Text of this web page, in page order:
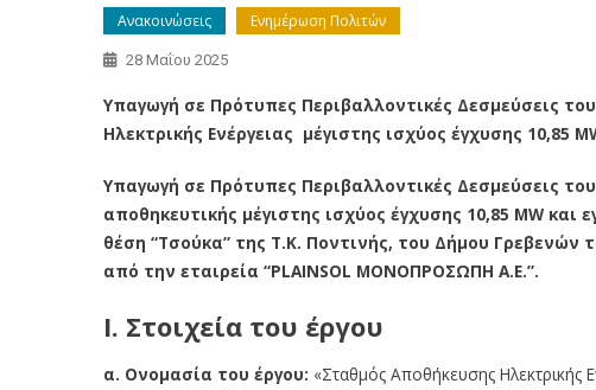
Ανακοινώσεις Ενημέρωση Πολιτών
28 Μαΐου 2025
Υπαγωγή σε Πρότυπες Περιβαλλοντικές Δεσμεύσεις
Ηλεκτρικής Ενέργειας μέγιστης ισχύος έγχυσης 10,85
Υπαγωγή σε Πρότυπες Περιβαλλοντικές Δεσμεύσεις
αποθηκευτικής μέγιστης ισχύος έγχυσης 10,85 MW
θέση “Τσούκα” της Τ.Κ. Ποντινής, του Δήμου Γρεβενών
από την εταιρεία “PLAINSOL ΜΟΝΟΠΡΟΣΩΠΗ Α.Ε.”.
Ι. Στοιχεία του έργου
α. Ονομασία του έργου: «Σταθμός Αποθήκευσης Ηλεκτρικής